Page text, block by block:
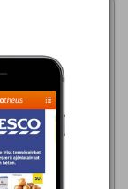
- 08.12
Ft